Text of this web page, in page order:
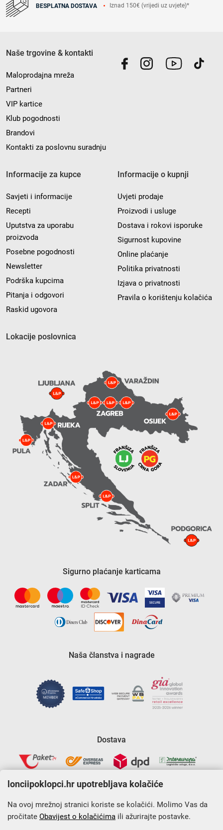
BESPLATNA DOSTAVA Iznad 150€ (vrijedi uz uvjete)*
Naše trgovine & kontakti
Maloprodajna mreža
Partneri
VIP kartice
Klub pogodnosti
Brandovi
Kontakti za poslovnu suradnju
Informacije za kupce
Savjeti i informacije
Recepti
Uputstva za uporabu
proizvoda
Posebne pogodnosti
Newsletter
Podrška kupcima
Pitanja i odgovori
Raskid ugovora
Informacije o kupnji
Uvjeti prodaje
Proizvodi i usluge
Dostava i rokovi isporuke
Sigurnost kupovine
Online plaćanje
Politika privatnosti
Izjava o privatnosti
Pravila o korištenju kolačića
Lokacije poslovnica
Sigurno plaćanje karticama
Naša članstva i nagrade
Dostava
Krajnji primatelj financijskog instrumenta sufinanciranog iz
lonciipoklopci.hr upotrebljava kolačiće
Na ovoj mrežnoj stranici koriste se kolačići. Molimo Vas da
pročitate Obavijest o kolačićima ili ažurirajte postavke.